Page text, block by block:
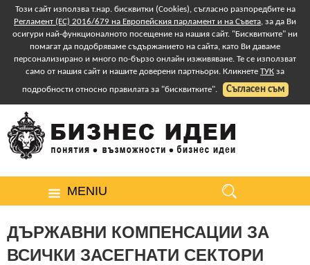
Този сайт използва т.нар. бисквитки (Cookies), съгласно разпоредбите на
Регламент (ЕС) 2016/679 на Европейския парламент и на Съвета, за да Ви
осигури най-функционалното посещение на нашия сайт. "Бисквитките" ни
помагат да подобряваме съдържанието на сайта, като Ви даваме
персонализирано и много по-бързо онлайн изживяване. Те се използват
само от нашия сайт и нашите доверени партньори. Кликнете ТУК за
подробности относно правилата за "бисквитките".
Съгласен съм
MENIU
ДЪРЖАВНИ КОМПЕНСАЦИИ ЗА
ВСИЧКИ ЗАСЕГНАТИ СЕКТОРИ